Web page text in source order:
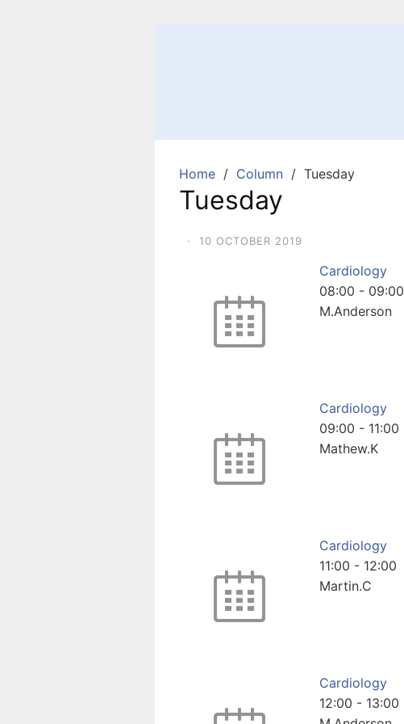
Home Column Tuesday
Tuesday
· 10 OCTOBER 2019
Cardiology
08:00 - 09:00
M.Anderson
Cardiology
09:00 - 11:00
Mathew.K
Cardiology
11:00 - 12:00
Martin.C
Cardiology
12:00 - 13:00